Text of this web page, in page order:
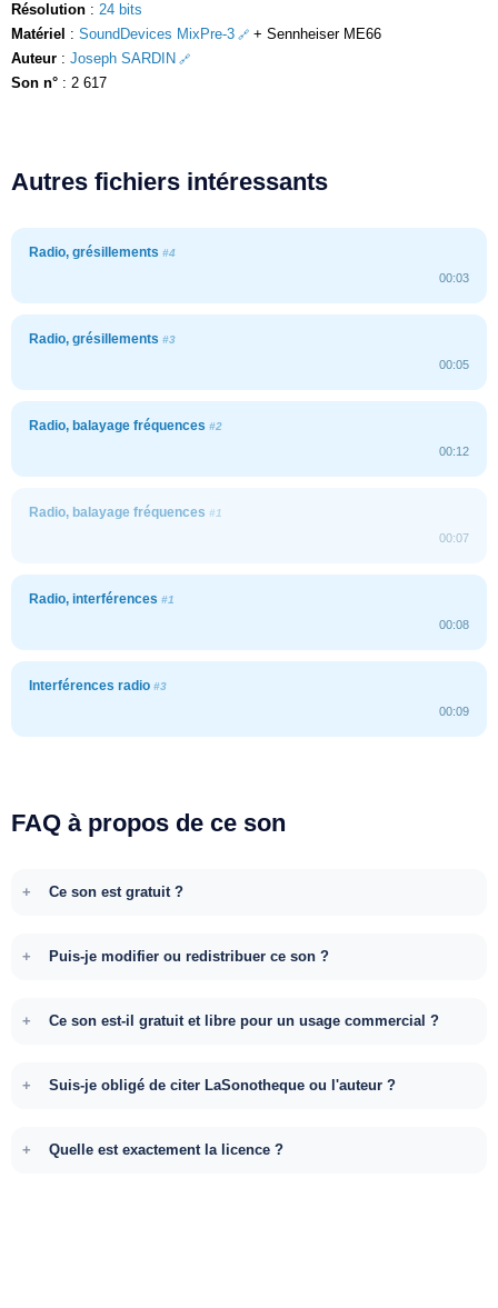
Résolution : 24 bits
Matériel : SoundDevices MixPre-3
+ Sennheiser ME66
Auteur : Joseph SARDIN
Son n° : 2 617
Autres fichiers intéressants
Radio, grésillements #4
00:03
Radio, grésillements #3
00:05
Radio, balayage fréquences #2
00:12
Radio, balayage fréquences #1
00:07
Radio, interférences #1
00:08
Interférences radio #3
00:09
FAQ à propos de ce son
Ce son est gratuit ?
Puis-je modifier ou redistribuer ce son ?
Ce son est-il gratuit et libre pour un usage commercial ?
Suis-je obligé de citer LaSonotheque ou l'auteur ?
Quelle est exactement la licence ?